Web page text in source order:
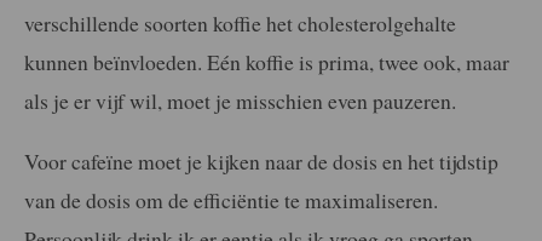
verschillende soorten koffie het cholesterolgehalte
kunnen beïnvloeden. Eén koffie is prima, twee ook, maar
als je er vijf wil, moet je misschien even pauzeren.
Voor cafeïne moet je kijken naar de dosis en het tijdstip
van de dosis om de efficiëntie te maximaliseren.